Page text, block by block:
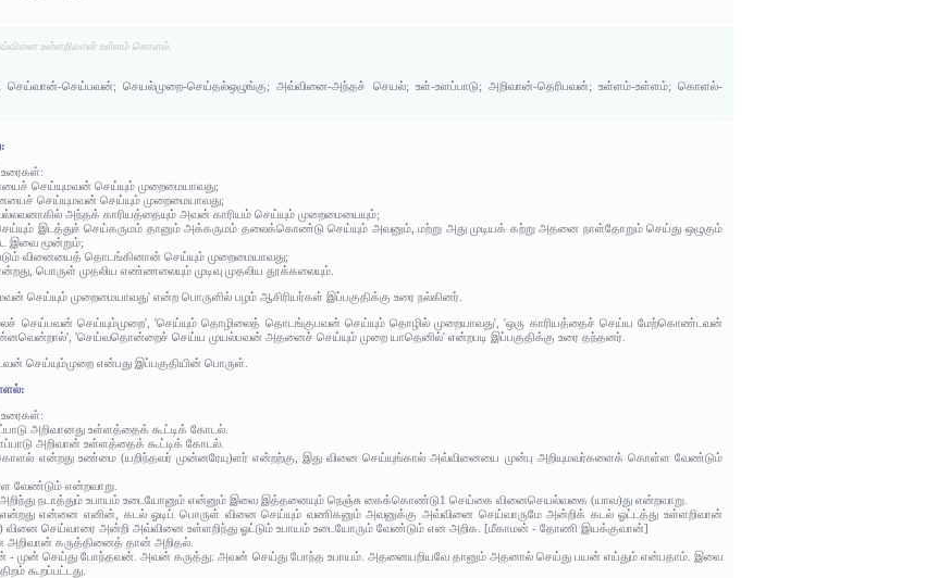
உள்ளறிவான் உள்ளம் கொளல்.
செய்பவன்; செயல்முறை-செய்தல்ஒழுங்கு; அவ்வினை-அந்தச் செயல்; உள்-உளப்பாடு; அறிவான்-தெரிபவன்; உள்ளம்-உள்ளம்; கொளல்-
உரைகள்:
செய்யுமவன் செய்யும் முறைமையாவது;
செய்யுமவன் செய்யும் முறைமையாவது;
வல்லவனாகில் அந்தக் காரியத்தையும் அவன் காரியம் செய்யும் முறைமையையும்;
இடத்துச் செய்கருமம் தானும் அக்கருமம் தலைக்கொண்டு செய்யும் அவனும், மற்று அது முடியக் கற்று அதனை நாள்தோறும் செய்து ஒழுகும்
இவை மூன்றும்;
வினையைத் தொடங்கினான் செய்யும் முறைமையாவது;
பொருள் முதலிய எண்ணலையும் முடிவு முதலிய தூக்கலையும்.
செய்யும் முறைமையாவது' என்ற பொருளில் பழம் ஆசிரியர்கள் இப்பகுதிக்கு உரை நல்கினர்.
செய்பவன் செய்யும்முறை', 'செய்யும் தொழிலைத் தொடங்குபவன் செய்யும் தொழில் முறையாவது', 'ஒரு காரியத்தைச் செய்ய மேற்கொண்டவன்
'செய்வதொன்றைச் செய்ய முயல்பவன் அதனைச் செய்யும் முறை யாதெனில்' என்றபடி இப்பகுதிக்கு உரை தந்தனர்.
செய்யும்முறை என்பது இப்பகுதியின் பொருள்.
உரைகள்:
அறிவானது உள்ளத்தைக் கூட்டிக் கோடல்.
அறிவான் உள்ளத்தைக் கூட்டிக் கோடல்.
கொளல் என்றது உண்மை (யறிந்தவர் முன்னரேயு)ளர் என்றற்கு, இது வினை செய்யுங்கால் அவ்வினையை முன்பு அறியுமவர்களைக் கொள்ள வேண்டும்
வேண்டும் என்றவாறு.
அறிந்து நடாத்தும் உபாயம் உடையோனும் என்னும் இவை இத்தனையும் நெஞ்சு கைக்கொண்டு1 செய்கை வினைசெயல்வகை (யாவ)து என்றவாறு.
என்றது என்னை எனின், கடல் ஓடிப் பொருள் வினை செய்யும் வணிகனும் அவனுக்கு அவ்வினை செய்வாருமே அன்றிக் கடல் ஓட்டத்து உள்ளறிவான்
வினை செய்வாரை அன்றி அவ்வினை உள்ளறிந்து ஓட்டும் உபாயம் உடையோரும் வேண்டும் என அறிக. [மீகாமன் - தோணி இயக்குவான்]
அறிவான் கருத்தினைத் தான் அறிதல்.
- முன் செய்து போந்தவன். அவன் கருத்து: அவன் செய்து போந்த உபாயம். அதனையறியவே தானும் அதனால் செய்து பயன் எய்தும் என்பதாம். இவை
கூறப்பட்டது.